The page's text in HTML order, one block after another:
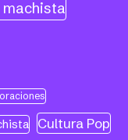
Cultura Pop